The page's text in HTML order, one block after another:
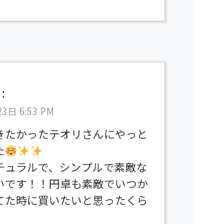
日 6:53 PM
たかったテオリさんにやっと
ュラルで、シンプルで素敵な
です！！円卓も素敵でいつか
た時に買いたいと思ったくら